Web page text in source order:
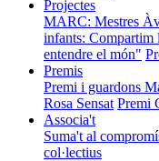
Projectes
MARC: Mestres
infants: Compartim
entendre el món"
Premis
Premi i guardons
Rosa Sensat Premi
Associa't
Suma't al
col·lectius